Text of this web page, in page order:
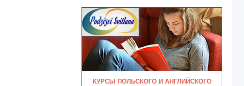
КУРСЫ ПОЛЬСКОГО И АНГЛИЙСКОГО